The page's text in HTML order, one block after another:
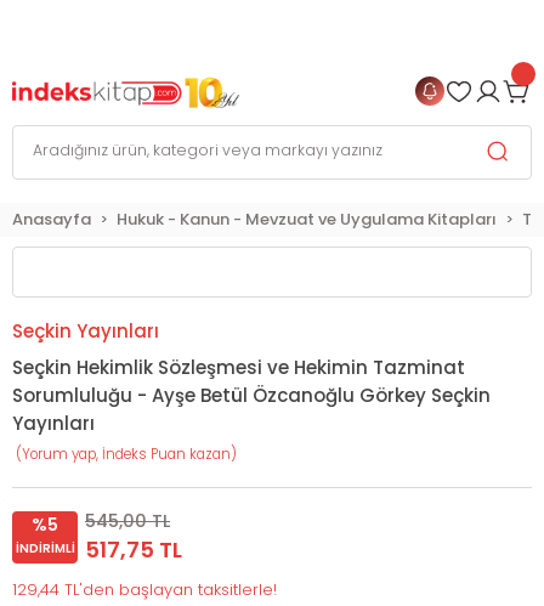
Anasayfa Hukuk - Kanun - Mevzuat ve Uygulama Kitapları
Seçkin Yayınları
Seçkin Hekimlik Sözleşmesi ve Hekimin Tazminat
Sorumluluğu - Ayşe Betül Özcanoğlu Görkey Seçkin
Yayınları
(Yorum yap, İndeks Puan kazan)
%5
İNDIRIMLI
545,00 TL
517,75 TL
129,44 TL'den başlayan taksitlerle!